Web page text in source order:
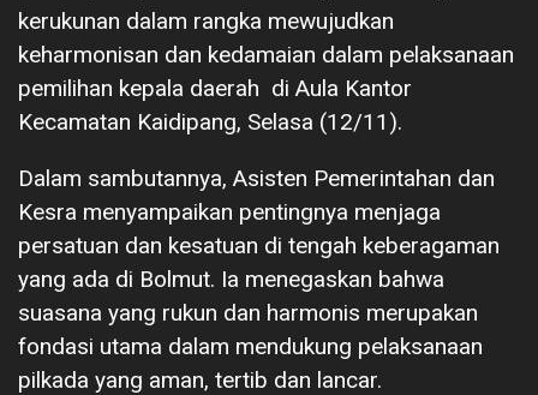
kerukunan dalam rangka mewujudkan
keharmonisan dan kedamaian dalam pelaksanaan
pemilihan kepala daerah di Aula Kantor
Kecamatan Kaidipang, Selasa (12/11).
Dalam sambutannya, Asisten Pemerintahan dan
Kesra menyampaikan pentingnya menjaga
persatuan dan kesatuan di tengah keberagaman
yang ada di Bolmut. Ia menegaskan bahwa
suasana yang rukun dan harmonis merupakan
fondasi utama dalam mendukung pelaksanaan
pilkada yang aman, tertib dan lancar.